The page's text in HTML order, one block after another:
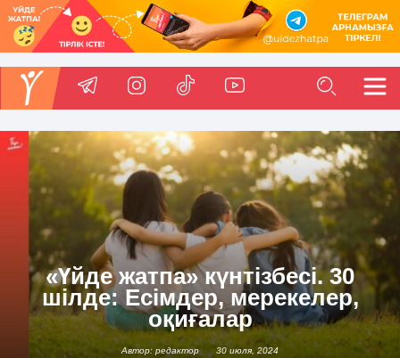
«Үйде жатпа» күнтізбесі. 30
шілде: Есімдер, мерекелер,
оқиғалар
Автор: редактор 30 июля, 2024